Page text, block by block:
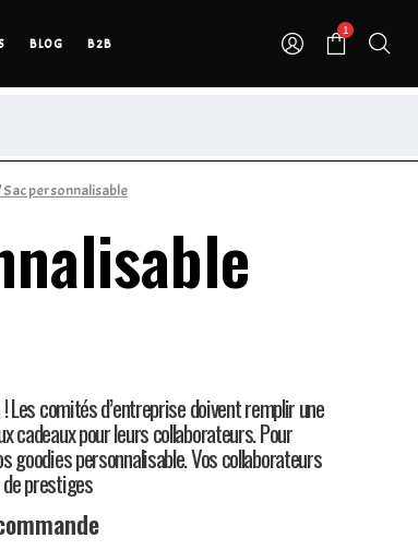
BLOG B2B
1
Sac personnalisable
Les comités d’entreprise doivent remplir une
cadeaux pour leurs collaborateurs. Pour
goodies personnalisable. Vos collaborateurs
prestiges